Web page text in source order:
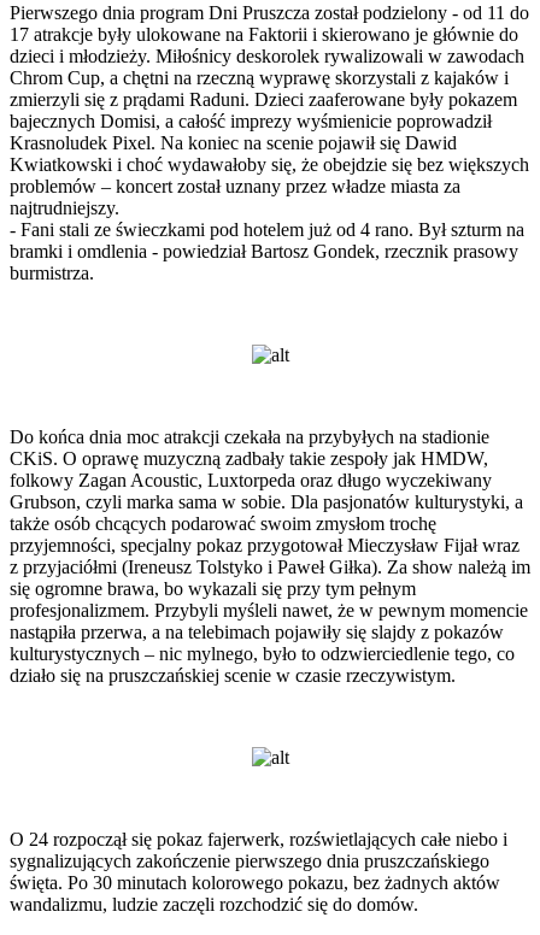
Pierwszego dnia program Dni Pruszcza został podzielony - od 11 do
17 atrakcje były ulokowane na Faktorii i skierowano je głównie do
dzieci i młodzieży. Miłośnicy deskorolek rywalizowali w zawodach
Chrom Cup, a chętni na rzeczną wyprawę skorzystali z kajaków i
zmierzyli się z prądami Raduni. Dzieci zaaferowane były pokazem
bajecznych Domisi, a całość imprezy wyśmienicie poprowadził
Krasnoludek Pixel. Na koniec na scenie pojawił się Dawid
Kwiatkowski i choć wydawałoby się, że obejdzie się bez większych
problemów – koncert został uznany przez władze miasta za
najtrudniejszy.
- Fani stali ze świeczkami pod hotelem już od 4 rano. Był szturm na
bramki i omdlenia - powiedział Bartosz Gondek, rzecznik prasowy
burmistrza.
Do końca dnia moc atrakcji czekała na przybyłych na stadionie
CKiS. O oprawę muzyczną zadbały takie zespoły jak HMDW,
folkowy Zagan Acoustic, Luxtorpeda oraz długo wyczekiwany
Grubson, czyli marka sama w sobie. Dla pasjonatów kulturystyki, a
także osób chcących podarować swoim zmysłom trochę
przyjemności, specjalny pokaz przygotował Mieczysław Fijał wraz
z przyjaciółmi (Ireneusz Tolstyko i Paweł Giłka). Za show należą im
się ogromne brawa, bo wykazali się przy tym pełnym
profesjonalizmem. Przybyli myśleli nawet, że w pewnym momencie
nastąpiła przerwa, a na telebimach pojawiły się slajdy z pokazów
kulturystycznych – nic mylnego, było to odzwierciedlenie tego, co
działo się na pruszczańskiej scenie w czasie rzeczywistym.
O 24 rozpoczął się pokaz fajerwerk, rozświetlających całe niebo i
sygnalizujących zakończenie pierwszego dnia pruszczańskiego
święta. Po 30 minutach kolorowego pokazu, bez żadnych aktów
wandalizmu, ludzie zaczęli rozchodzić się do domów.